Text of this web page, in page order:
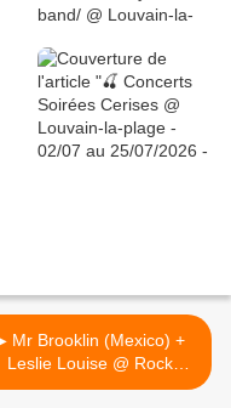
Mr Brooklin (Mexico) +
Leslie Louise @ Rock
Classic - 27/10/2018 -